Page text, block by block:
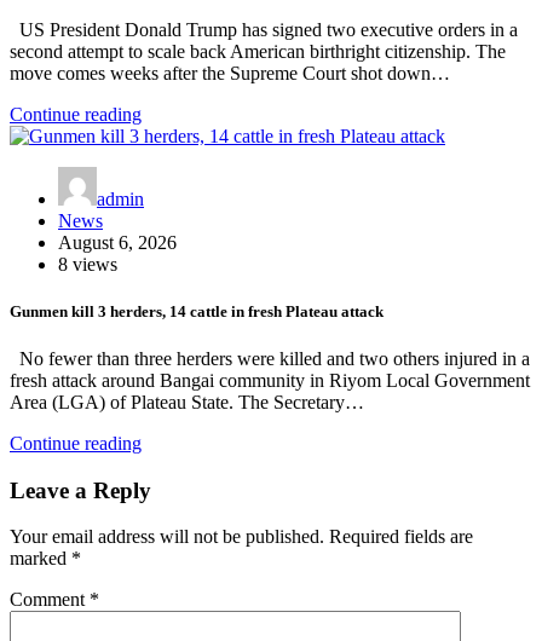
US President Donald Trump has signed two executive orders in a
second attempt to scale back American birthright citizenship. The
move comes weeks after the Supreme Court shot down…
Continue reading
admin
News
August 6, 2026
8 views
Gunmen kill 3 herders, 14 cattle in fresh Plateau attack
No fewer than three herders were killed and two others injured in a
fresh attack around Bangai community in Riyom Local Government
Area (LGA) of Plateau State. The Secretary…
Continue reading
Leave a Reply
Your email address will not be published. Required fields are
marked *
Comment *